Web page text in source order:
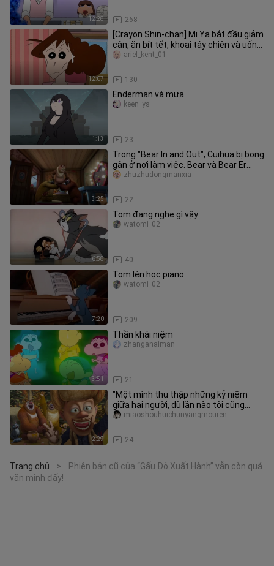
12:28 268
12:07
[Crayon Shin-chan] Mi Ya bắt đầu giảm
cân, ăn bít tết, khoai tây chiên và uống
bia lạnh.
130
ariel_kent_01
1:13
Enderman và mưa
23
keen_ys
3:25
Trong "Bear In and Out", Cuihua bị bong
gân ở nơi làm việc. Bear và Bear Er
không còn cách nào khác
22
zhuzhudongmanxia
6:58
Tom đang nghe gì vậy
40
watomi_02
7:20
Tom lén học piano
209
watomi_02
3:51
Thần khái niệm
21
zhanganaiman
2:29
"Một mình thu thập những kỷ niệm
giữa hai người, dù lần nào tôi cũng
khóc"
24
miaoshouhuichunyangmouren
Trang chủ >
Phiên bản cũ của “Gấu Đỏ Xuất Hành” vẫn còn quá
văn minh đấy!